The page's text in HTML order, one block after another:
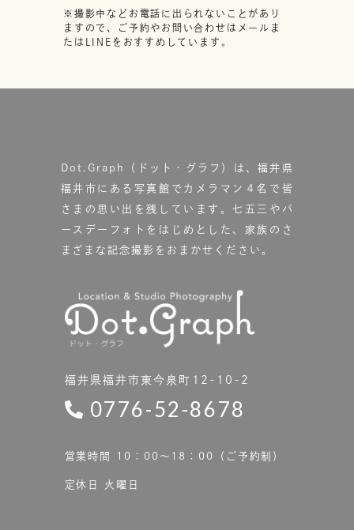
※撮影中などお電話に出られないことがあり
ますので、ご予約やお問い合わせはメールま
たはLINEをおすすめしています。
Dot.Graph（ドット・グラフ）は、福井県
福井市にある写真館で カメラマン４名で皆
さまの思い出を残しています。七五三やバ
ースデーフォトをはじめとした、家族のさ
まざまな記念撮影をおまかせください。
福井県福井市東今泉町12-10-2
0776-52-8678
営業時間 10：00〜18：00（ご予約制）
定休日 火曜日